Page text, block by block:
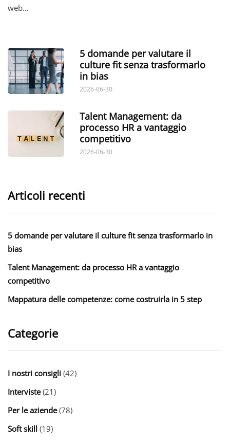
web…
5 domande per valutare il
culture fit senza trasformarlo
in bias
2026-06-30
Talent Management: da
processo HR a vantaggio
competitivo
2026-06-30
Articoli recenti
5 domande per valutare il culture fit senza trasformarlo in
bias
Talent Management: da processo HR a vantaggio
competitivo
Mappatura delle competenze: come costruirla in 5 step
Categorie
I nostri consigli (42)
Interviste(21)
Per le aziende(78)
Soft skill (19)